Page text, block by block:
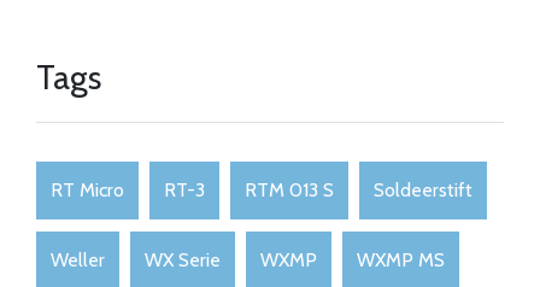
Tags
RT Micro RT-3 RTM 013 S Soldeerstift
Weller WX Serie WXMP WXMP MS